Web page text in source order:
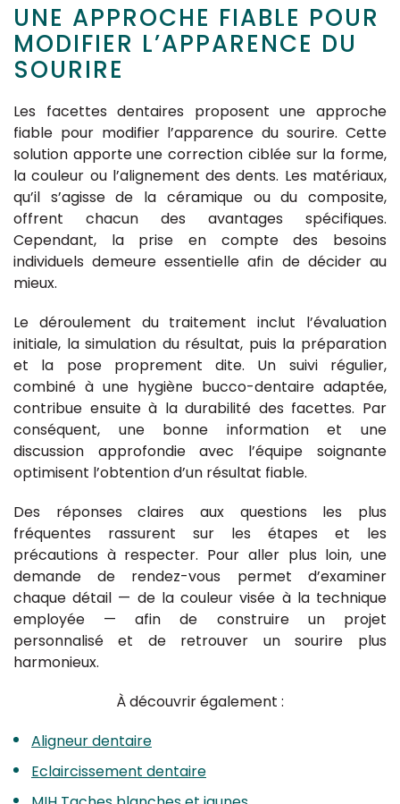
UNE APPROCHE FIABLE POUR
MODIFIER L’APPARENCE DU
SOURIRE
Les facettes dentaires proposent une approche
fiable pour modifier l’apparence du sourire. Cette
solution apporte une correction ciblée sur la forme,
la couleur ou l’alignement des dents. Les matériaux,
qu’il s’agisse de la céramique ou du composite,
offrent chacun des avantages spécifiques.
Cependant, la prise en compte des besoins
individuels demeure essentielle afin de décider au
mieux.
Le déroulement du traitement inclut l’évaluation
initiale, la simulation du résultat, puis la préparation
et la pose proprement dite. Un suivi régulier,
combiné à une hygiène bucco-dentaire adaptée,
contribue ensuite à la durabilité des facettes. Par
conséquent, une bonne information et une
discussion approfondie avec l’équipe soignante
optimisent l’obtention d’un résultat fiable.
Des réponses claires aux questions les plus
fréquentes rassurent sur les étapes et les
précautions à respecter. Pour aller plus loin, une
demande de rendez-vous permet d’examiner
chaque détail — de la couleur visée à la technique
employée — afin de construire un projet
personnalisé et de retrouver un sourire plus
harmonieux.
À découvrir également :
Aligneur dentaire
Eclaircissement dentaire